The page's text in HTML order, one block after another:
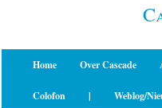
Home Over Cascade
Colofon | Weblog/